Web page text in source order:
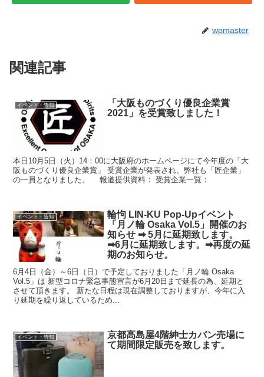
wpmaster
関連記事
イベント・告知
「大阪ものづくり優良企業賞
2021」を受賞致しました！
本日10月5日（火）14：00に大阪府のホームページにて今年度の「大
阪ものづくり優良企業賞」 受賞企業が発表され、弊社も「匠企業」
の一員となりました。 報道提供資料： 受賞企業一覧：
イベント・告知
輪怐 LIN-KU Pop-Upイベント
「月ノ輪 Osaka Vol.5」開催のお
知らせ ➡ 5月に延期致します。
➡6月に延期致します。➡再度の延
期のお知らせ。
6月4日（金）～6日（日）で予定しておりました「月ノ輪 Osaka
Vol.5」は 新型コロナ緊急事態宣言が6月20日まで延長の為、延期と
させて頂きます。 新たな日程は現在調整しておりますが、今年に入
り延期を繰り返しているため...
イベント・告知
京都高島屋4階紳士カバン売場に
て期間限定販売を致します。